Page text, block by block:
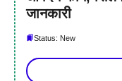
जानकारी
Status: New